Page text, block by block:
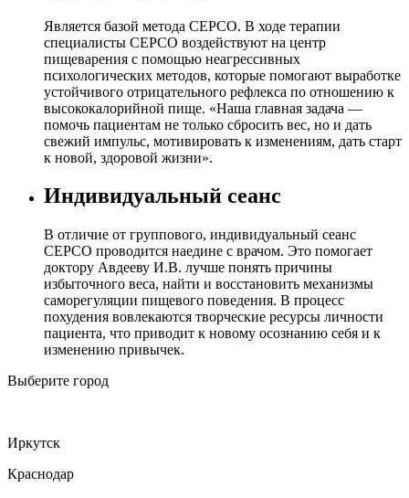
Является базой метода СЕРСО. В ходе терапии
специалисты СЕРСО воздействуют на центр
пищеварения с помощью неагрессивных
психологических методов, которые помогают выработке
устойчивого отрицательного рефлекса по отношению к
высококалорийной пище. «Наша главная задача —
помочь пациентам не только сбросить вес, но и дать
свежий импульс, мотивировать к изменениям, дать старт
к новой, здоровой жизни».
Индивидуальный сеанс
В отличие от группового, индивидуальный сеанс
СЕРСО проводится наедине с врачом. Это помогает
доктору Авдееву И.В. лучше понять причины
избыточного веса, найти и восстановить механизмы
саморегуляции пищевого поведения. В процесс
похудения вовлекаются творческие ресурсы личности
пациента, что приводит к новому осознанию себя и к
изменению привычек.
Выберите город
Иркутск
Краснодар